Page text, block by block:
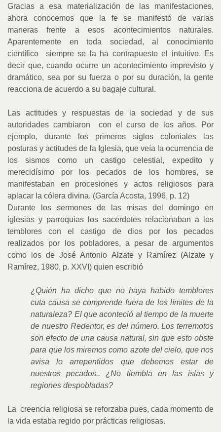
Gracias a esa materialización de las manifestaciones,
ahora conocemos que la fe se manifestó de varias
maneras frente a esos acontecimientos naturales.
Aparentemente en toda sociedad, al conocimiento
científico
siempre se la ha contrapuesto el intuitivo. Es
decir que, cuando ocurre un acontecimiento imprevisto y
dramático, sea por su fuerza o por su duración, la gente
reacciona de acuerdo a su bagaje cultural.
Las actitudes y respuestas de la sociedad y de sus
autoridades cambiaron
con el curso de los años. Por
ejemplo, durante los primeros siglos coloniales las
posturas y actitudes de la Iglesia, que veía la ocurrencia de
los sismos como un castigo celestial, expedito y
merecidísimo por los pecados de los hombres, se
manifestaban en procesiones y actos religiosos para
aplacar la cólera divina. (García Acosta, 1996, p. 12)
Durante los sermones de las misas del domingo en
iglesias y parroquias los sacerdotes relacionaban a los
temblores con el castigo de dios por los pecados
realizados por los pobladores, a pesar de argumentos
como los de José Antonio Alzate y Ramírez (Alzate y
Ramírez, 1980, p. XXVI) quien escribió
¿Quién ha dicho que no haya habido temblores
cuta causa se comprende fuera de los límites de la
naturaleza? El que aconteció al tiempo de la muerte
de nuestro Redentor, es del número. Los terremotos
son efecto de una causa natural, sin que esto obste
para que los miremos como azote del cielo, que nos
avisa lo arrepentidos que debemos estar de
nuestros pecados.. ¿No tiembla en las islas y
regiones despobladas?
La creencia religiosa se reforzaba pues, cada momento de
la vida estaba regido por prácticas religiosas.